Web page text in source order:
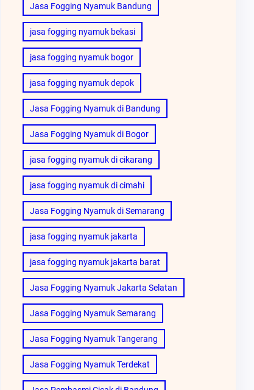
Jasa Fogging Nyamuk Bandung
jasa fogging nyamuk bekasi
jasa fogging nyamuk bogor
jasa fogging nyamuk depok
Jasa Fogging Nyamuk di Bandung
Jasa Fogging Nyamuk di Bogor
jasa fogging nyamuk di cikarang
jasa fogging nyamuk di cimahi
Jasa Fogging Nyamuk di Semarang
jasa fogging nyamuk jakarta
jasa fogging nyamuk jakarta barat
Jasa Fogging Nyamuk Jakarta Selatan
Jasa Fogging Nyamuk Semarang
Jasa Fogging Nyamuk Tangerang
Jasa Fogging Nyamuk Terdekat